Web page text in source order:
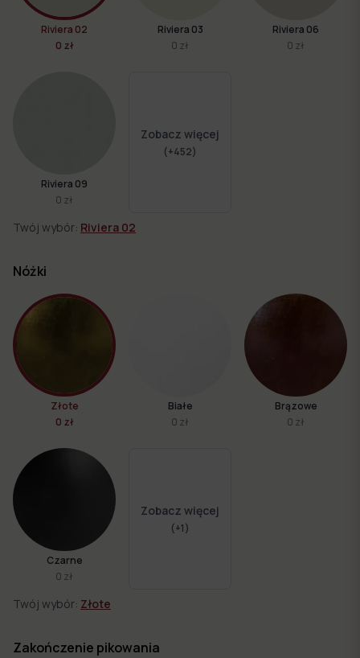
Riviera 02
0 zł
Riviera 03
0 zł
Riviera 06
0 zł
Riviera 09
0 zł
Zobacz więcej
(+452)
Twój wybór: Riviera 02
Nóżki
Złote
0 zł
Białe
0 zł
Brązowe
0 zł
Czarne
0 zł
Zobacz więcej
(+1)
Twój wybór: Złote
Zakończenie pikowania